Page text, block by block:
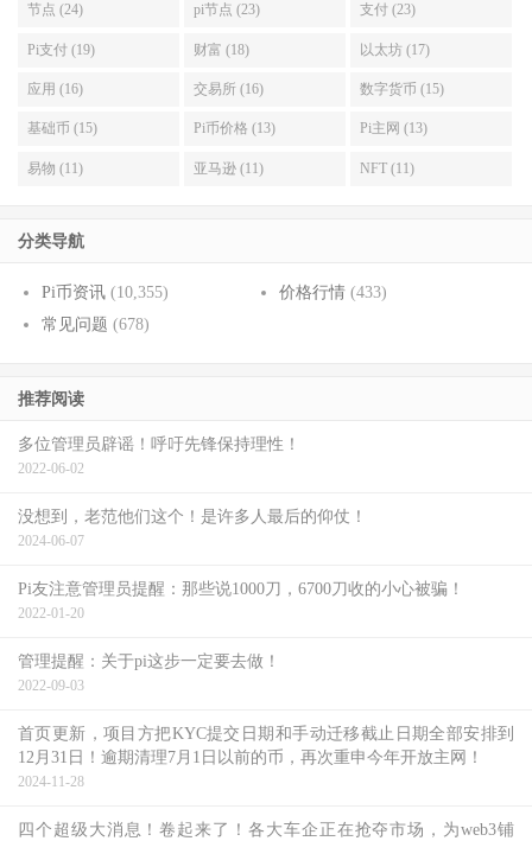
节点 (24) pi节点 (23) 支付 (23)
Pi支付 (19) 财富 (18) 以太坊 (17)
应用 (16) 交易所 (16) 数字货币 (15)
基础币 (15) Pi币价格 (13) Pi主网 (13)
易物 (11) 亚马逊 (11) NFT (11)
分类导航
Pi币资讯 (10,355) 价格行情(433)
常见问题 (678)
推荐阅读
多位管理员辟谣！呼吁先锋保持理性！
2022-06-02
没想到，老范他们这个！是许多人最后的仰仗！
2024-06-07
Pi友注意管理员提醒：那些说1000刀，6700刀收的小心被骗！
2022-01-20
管理提醒：关于pi这步一定要去做！
2022-09-03
首页更新，项目方把KYC提交日期和手动迁移截止日期全部安排到
12月31日！逾期清理7月1日以前的币，再次重申今年开放主网！
2024-11-28
四个超级大消息！卷起来了！各大车企正在抢夺市场，为web3铺